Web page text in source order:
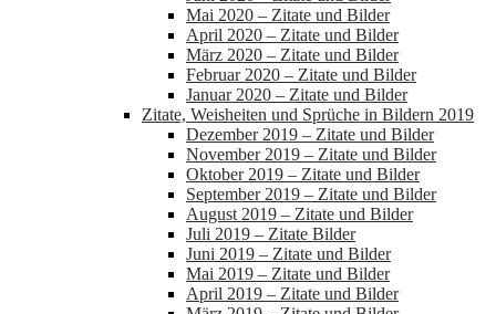
Mai 2020 – Zitate und Bilder
April 2020 – Zitate und Bilder
März 2020 – Zitate und Bilder
Februar 2020 – Zitate und Bilder
Januar 2020 – Zitate und Bilder
Zitate, Weisheiten und Sprüche in Bildern 2019
Dezember 2019 – Zitate und Bilder
November 2019 – Zitate und Bilder
Oktober 2019 – Zitate und Bilder
September 2019 – Zitate und Bilder
August 2019 – Zitate und Bilder
Juli 2019 – Zitate Bilder
Juni 2019 – Zitate und Bilder
Mai 2019 – Zitate und Bilder
April 2019 – Zitate und Bilder